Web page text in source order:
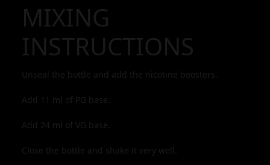
MIXING
INSTRUCTIONS
Unseal the bottle and add the nicotine boosters.
Add 11 ml of PG base.
Add 24 ml of VG base.
Close the bottle and shake it very well.